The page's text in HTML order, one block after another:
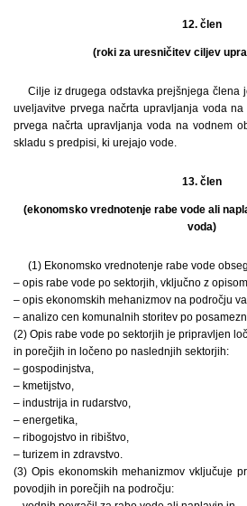
12. člen
(roki za uresničitev ciljev
Cilje iz drugega odstavka prejšnjega člena
uveljavitve prvega načrta upravljanja voda
prvega načrta upravljanja voda na vodnem
skladu s predpisi, ki urejajo vode.
13. člen
(ekonomsko vrednotenje rabe vode ali
voda)
(1) Ekonomsko vrednotenje rabe vode
– opis rabe vode po sektorjih, vključno z
– opis ekonomskih mehanizmov na področju
– analizo cen komunalnih storitev po
(2) Opis rabe vode po sektorjih je pripravljen
in porečjih in ločeno po naslednjih sektorjih:
– gospodinjstva,
– kmetijstvo,
– industrija in rudarstvo,
– energetika,
– ribogojstvo in ribištvo,
– turizem in zdravstvo.
(3) Opis ekonomskih mehanizmov vključuje
povodjih in porečjih na področju: